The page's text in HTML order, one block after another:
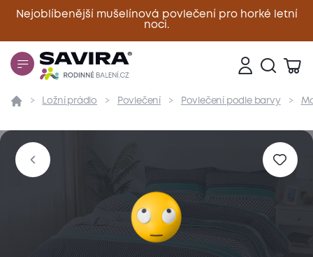
Nejoblíbenější mušelínová povlečení pro horké letní
noci.
Zavřít
Přehled Parametry Popis produktu Materiál
Ložní prádlo Povlečení Povlečení podle barvy